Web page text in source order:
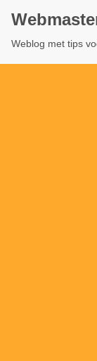
Weblog met tips